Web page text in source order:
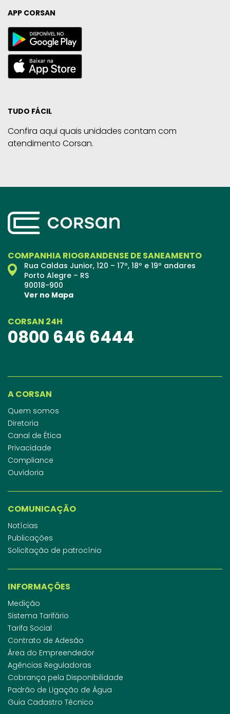
APP CORSAN
TUDO FÁCIL
Confira aqui quais unidades contam com
atendimento Corsan.
COMPANHIA RIOGRANDENSE DE SANEAMENTO
Rua Caldas Junior, 120 – 17º, 18º e 19º andares
Porto Alegre – RS
90018-900
Ver no Mapa
CORSAN 24H
0800 646 6444
A CORSAN
Quem somos
Diretoria
Canal de Ética
Privacidade
Compliance
Ouvidoria
COMUNICAÇÃO
Notícias
Publicações
Solicitação de patrocínio
INFORMAÇÕES
Medição
Sistema Tarifário
Tarifa Social
Contrato de Adesão
Área do Empreendedor
Agências Reguladoras
Cobrança pela Disponibilidade
Padrão de Ligação de Água
Guia Cadastro Técnico